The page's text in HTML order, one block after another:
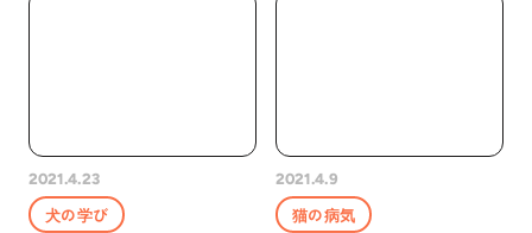
2021.4.23
犬の学び
2021.4.9
猫の病気